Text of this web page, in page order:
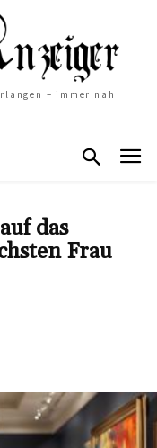
– immer nah
das
Frau